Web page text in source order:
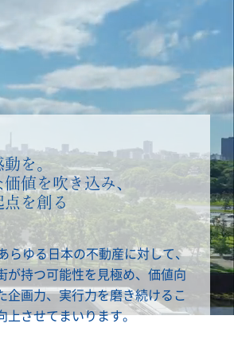
を。
値を吹き込み、
を創る
らゆる日本の不動産に対して、
が持つ可能性を見極め、価値向
企画力、実行力を磨き続けるこ
上させてまいります。